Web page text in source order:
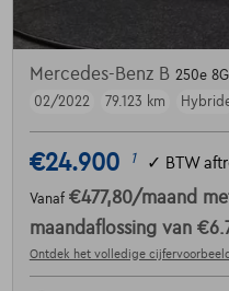
Mercedes-Benz B 250e
02/2022
79.123 km
€24.900 1 ✓ BTW
Vanaf €477,80/maand
maandaflossing van
Ontdek het volledige cijfervoorbeeld